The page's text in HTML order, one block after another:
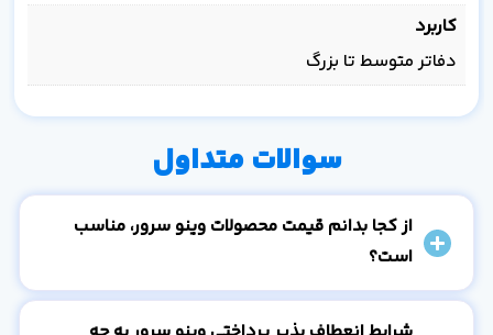
کاربرد
دفاتر متوسط تا بزرگ
سوالات متداول
از کجا بدانم قیمت محصولات وینو سرور، مناسب
است؟